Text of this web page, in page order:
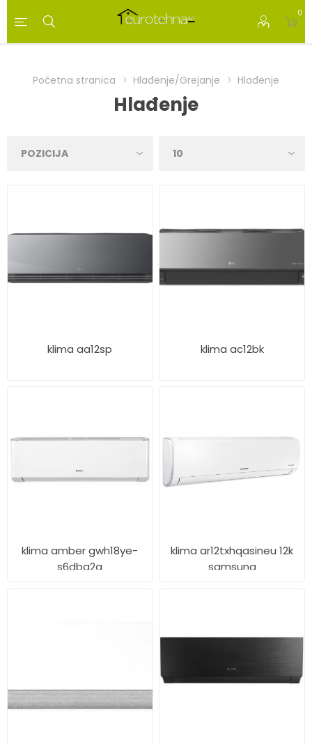
0
Početna stranica Hlađenje/Grejanje Hlađenje
Hlađenje
klima aa12sp klima ac12bk
klima amber gwh18ye-
s6dba2a
klima ar12txhqasineu 12k
samsung